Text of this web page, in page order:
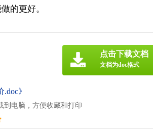
的更好。
》
到电脑，方便收藏和打印
点击下载文档
文档为doc格式